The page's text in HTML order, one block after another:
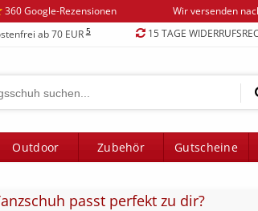
360 Google-Rezensionen Wir versenden
ab 70 EUR5 15 TAGE
Outdoor Zubehör Gutscheine
passt perfekt zu dir?